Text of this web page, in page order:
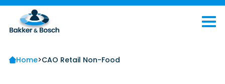
Home>CAO Retail Non-Food